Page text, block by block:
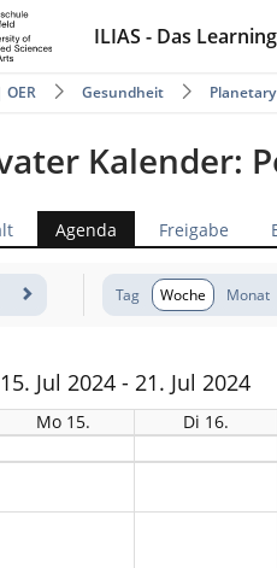
ILIAS - Das
| OER Gesundheit
Kalender:
Agenda Freigabe
Tag Woche Monat
Jul 2024 - 21. Jul 2024
Mo 15. Di 16.